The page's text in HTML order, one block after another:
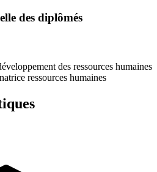
des diplômés
des ressources humaines
ressources humaines